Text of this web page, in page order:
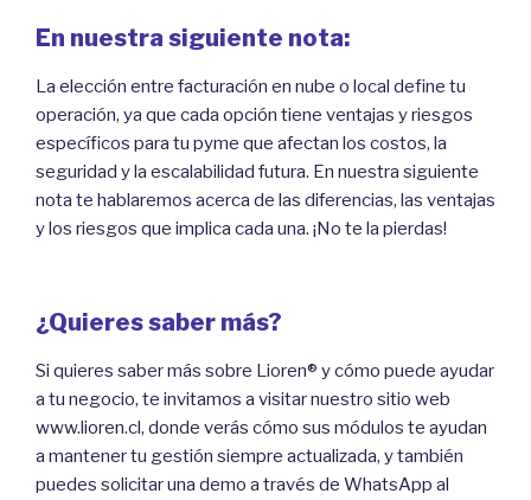
En nuestra siguiente nota:
La elección entre facturación en nube o local define tu
operación, ya que cada opción tiene ventajas y riesgos
específicos para tu pyme que afectan los costos, la
seguridad y la escalabilidad futura. En nuestra siguiente
nota te hablaremos acerca de las diferencias, las ventajas
y los riesgos que implica cada una. ¡No te la pierdas!
¿Quieres saber más?
Si quieres saber más sobre Lioren® y cómo puede ayudar
a tu negocio, te invitamos a visitar nuestro sitio web
www.lioren.cl, donde verás cómo sus módulos te ayudan
a mantener tu gestión siempre actualizada, y también
puedes solicitar una demo a través de WhatsApp al